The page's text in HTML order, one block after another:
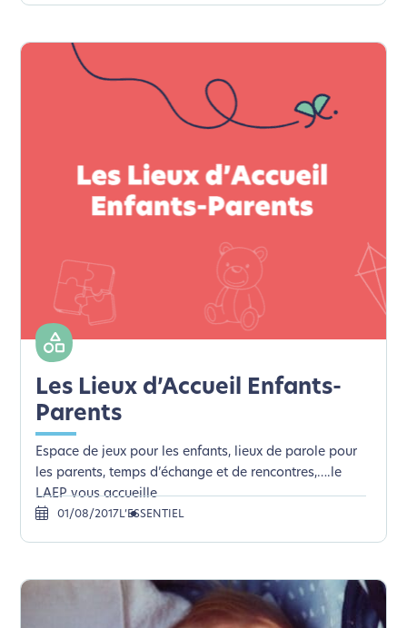
Les Lieux d’Accueil Enfants-
Parents
Espace de jeux pour les enfants, lieux de parole pour
les parents, temps d’échange et de rencontres,….le
LAEP vous accueille
01/08/2017 L’ESSENTIEL